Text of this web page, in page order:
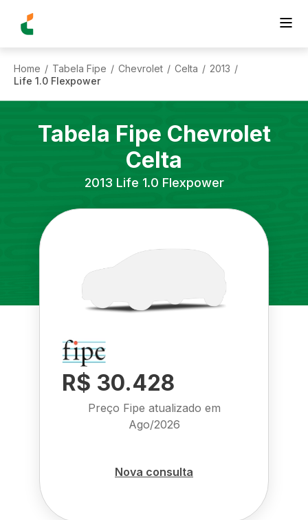
Home / Tabela Fipe / Chevrolet / Celta / 2013 /
Life 1.0 Flexpower
Tabela Fipe Chevrolet
Celta
2013 Life 1.0 Flexpower
R$ 30.428
Preço Fipe atualizado em
Ago/2026
Nova consulta